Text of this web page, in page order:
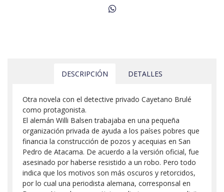
DESCRIPCIÓN DETALLES
Otra novela con el detective privado Cayetano Brulé
como protagonista.
El alemán Willi Balsen trabajaba en una pequeña
organización privada de ayuda a los países pobres que
financia la construcción de pozos y acequias en San
Pedro de Atacama. De acuerdo a la versión oficial, fue
asesinado por haberse resistido a un robo. Pero todo
indica que los motivos son más oscuros y retorcidos,
por lo cual una periodista alemana, corresponsal en